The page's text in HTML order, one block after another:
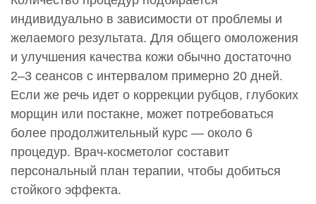
индивидуально в зависимости от проблемы и
желаемого результата. Для общего омоложения
и улучшения качества кожи обычно достаточно
2–3 сеансов с интервалом примерно 20 дней.
Если же речь идет о коррекции рубцов, глубоких
морщин или постакне, может потребоваться
более продолжительный курс — около 6
процедур. Врач-косметолог составит
персональный план терапии, чтобы добиться
стойкого эффекта.